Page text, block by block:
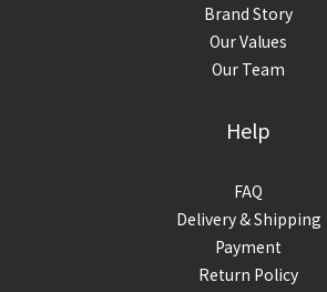
Brand Story
Our Values
Our Team
Help
FAQ
Delivery & Shipping
Payment
Return Policy